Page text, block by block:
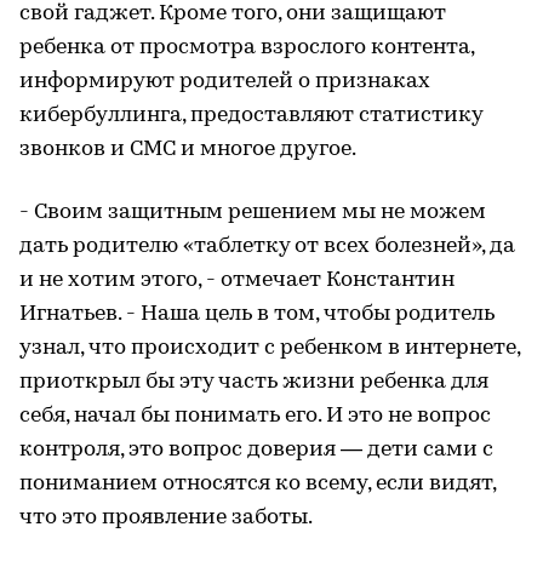
свой гаджет. Кроме того, они защищают
ребенка от просмотра взрослого контента,
информируют родителей о признаках
кибербуллинга, предоставляют статистику
звонков и СМС и многое другое.
- Своим защитным решением мы не можем
дать родителю «таблетку от всех болезней», да
и не хотим этого, - отмечает Константин
Игнатьев. - Наша цель в том, чтобы родитель
узнал, что происходит с ребенком в интернете,
приоткрыл бы эту часть жизни ребенка для
себя, начал бы понимать его. И это не вопрос
контроля, это вопрос доверия — дети сами с
пониманием относятся ко всему, если видят,
что это проявление заботы.